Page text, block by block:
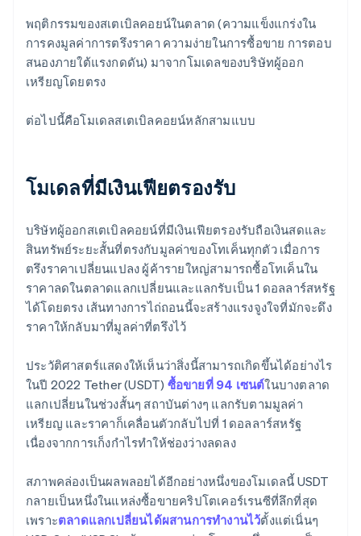
พฤติกรรมของสเตเบิลคอยน์ในตลาด (ความแข็งแกร่งใน
การคงมูลค่าการตรึงราคา ความง่ายในการซื้อขาย การตอบ
สนองภายใต้แรงกดดัน) มาจากโมเดลของบริษัทผู้ออก
เหรียญโดยตรง
ต่อไปนี้คือโมเดลสเตเบิลคอยน์หลักสามแบบ
โมเดลที่มีเงินเฟียตรองรับ
บริษัทผู้ออกสเตเบิลคอยน์ที่มีเงินเฟียตรองรับถือเงินสดและ
สินทรัพย์ระยะสั้นที่ตรงกับมูลค่าของโทเค็นทุกตัว เมื่อการ
ตรึงราคาเปลี่ยนแปลง ผู้ค้ารายใหญ่สามารถซื้อโทเค็นใน
ราคาลดในตลาดแลกเปลี่ยนและแลกรับเป็น 1 ดอลลาร์สหรัฐ
ได้โดยตรง เส้นทางการไถ่ถอนนี้จะสร้างแรงจูงใจที่มักจะดึง
ราคาให้กลับมาที่มูลค่าที่ตรึงไว้
ประวัติศาสตร์แสดงให้เห็นว่าสิ่งนี้สามารถเกิดขึ้นได้อย่างไร
ในปี 2022 Tether (USDT) ซื้อขายที่ 94 เซนต์ในบางตลาด
แลกเปลี่ยนในช่วงสั้นๆ สถาบันต่างๆ แลกรับตามมูลค่า
เหรียญ และราคาก็เคลื่อนตัวกลับไปที่ 1 ดอลลาร์สหรัฐ
เนื่องจากการเก็งกำไรทำให้ช่องว่างลดลง
สภาพคล่องเป็นผลพลอยได้อีกอย่างหนึ่งของโมเดลนี้ USDT
กลายเป็นหนึ่งในแหล่งซื้อขายคริปโตเคอร์เรนซีที่ลึกที่สุด
เพราะตลาดแลกเปลี่ยนได้ผสานการทำงานไว้ตั้งแต่เนิ่นๆ